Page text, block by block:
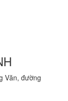
Văn, đường